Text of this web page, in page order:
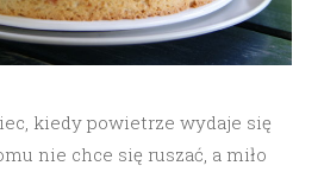
kiedy powietrze wydaje się
nie chce się ruszać, a miło